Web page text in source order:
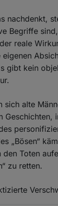
nachdenkt,
Begriffe
reale
gibt kein
sich alte
Geschichten,
„Bösen“
Toten
zu retten.